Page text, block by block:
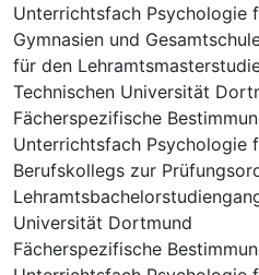
Unterrichtsfach Psychologie
Gymnasien und
für den
Technischen Universität
Fächerspezifische
Unterrichtsfach Psychologie
Berufskollegs zur
Universität Dortmund
Fächerspezifische